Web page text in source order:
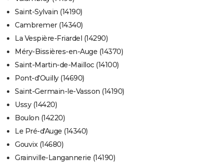
Saint-Sylvain (14190)
Cambremer (14340)
La Vespière-Friardel (14290)
Méry-Bissières-en-Auge (14370)
Saint-Martin-de-Mailloc (14100)
Pont-d'Ouilly (14690)
Saint-Germain-le-Vasson (14190)
Ussy (14420)
Boulon (14220)
Le Pré-d'Auge (14340)
Gouvix (14680)
Grainville-Langannerie (14190)